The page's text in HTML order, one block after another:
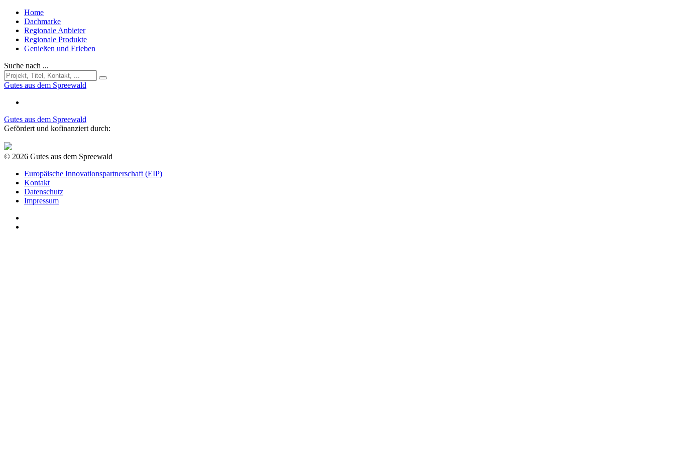
Home
Dachmarke
Regionale Anbieter
Regionale Produkte
Genießen und Erleben
Suche nach ...
Gutes aus dem Spreewald
Gutes aus dem Spreewald
Gefördert und kofinanziert durch:
© 2026 Gutes aus dem Spreewald
Europäische Innovationspartnerschaft (EIP)
Kontakt
Datenschutz
Impressum